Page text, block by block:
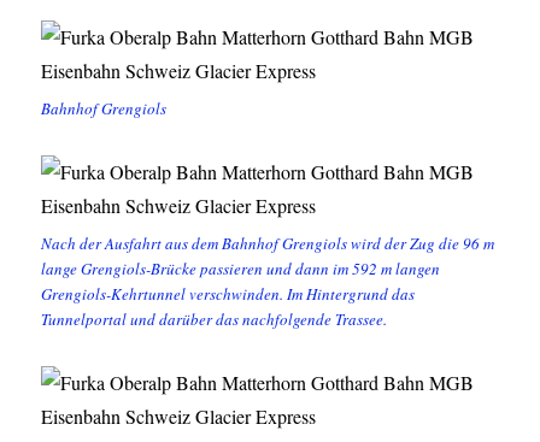
Bahnhof Grengiols
Nach der Ausfahrt aus dem Bahnhof Grengiols wird der Zug die 96 m
lange Grengiols-Brücke passieren und dann im 592 m langen
Grengiols-Kehrtunnel verschwinden. Im Hintergrund das
Tunnelportal und darüber das nachfolgende Trassee.